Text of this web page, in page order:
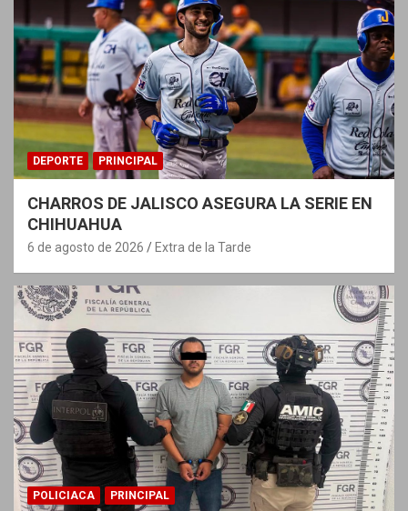
DEPORTE PRINCIPAL
CHARROS DE JALISCO ASEGURA LA SERIE EN
CHIHUAHUA
6 de agosto de 2026 Extra de la Tarde
POLICIACA PRINCIPAL